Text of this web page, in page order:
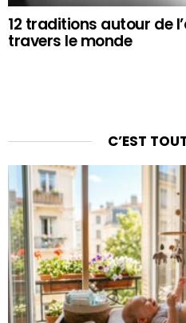
12 traditions autour de
travers le monde
C’EST